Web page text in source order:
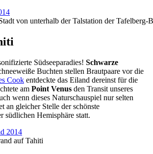
von unterhalb der Talstation der Tafelberg-
Südseeparadies! Schwarze
Buchten stellen Brautpaare vor die
Cook entdeckte das Eiland dereinst für die
am Point Venus den Transit unseres
wenn dieses Naturschauspiel nur selten
an gleicher Stelle der schönste
südlichen Hemisphäre statt.
auf Tahiti